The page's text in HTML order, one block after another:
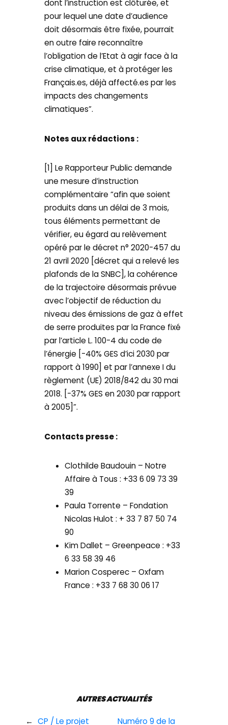
dont l’instruction est clôturée, et
pour lequel une date d’audience
doit désormais être fixée, pourrait
en outre faire reconnaître
l’obligation de l’Etat à agir face à la
crise climatique, et à protéger les
Français.es, déjà affecté.es par les
impacts des changements
climatiques”.
Notes aux rédactions :
[1] Le Rapporteur Public demande
une mesure d’instruction
complémentaire “afin que soient
produits dans un délai de 3 mois,
tous éléments permettant de
vérifier, eu égard au relèvement
opéré par le décret n° 2020-457 du
21 avril 2020 [décret qui a relevé les
plafonds de la SNBC], la cohérence
de la trajectoire désormais prévue
avec l’objectif de réduction du
niveau des émissions de gaz à effet
de serre produites par la France fixé
par l’article L. 100-4 du code de
l’énergie [-40% GES d’ici 2030 par
rapport à 1990] et par l’annexe I du
règlement (UE) 2018/842 du 30 mai
2018. [-37% GES en 2030 par rapport
à 2005]”.
Contacts presse :
Clothilde Baudouin – Notre
Affaire à Tous : +33 6 09 73 39
39
Paula Torrente – Fondation
Nicolas Hulot : + 33 7 87 50 74
90
Kim Dallet – Greenpeace : +33
6 33 58 39 46
Marion Cosperec – Oxfam
France : +33 7 68 30 06 17
← CP / Le projet
AUTRES ACTUALITÉS
Numéro 9 de la